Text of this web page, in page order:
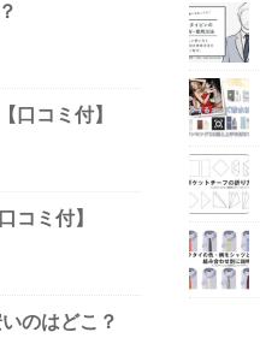
口コミ付】
コミ付】
のはどこ？